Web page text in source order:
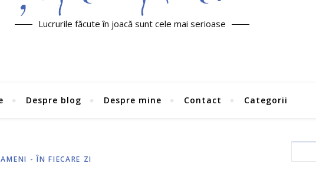
Lucrurile făcute în joacă sunt cele mai serioase
Despre blog Despre mine Contact Categorii
- ÎN FIECARE ZI